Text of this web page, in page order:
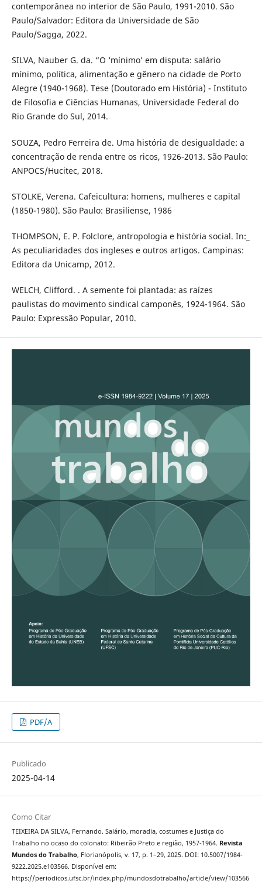
contemporânea no interior de São Paulo, 1991-2010. São
Paulo/Salvador: Editora da Universidade de São
Paulo/Sagga, 2022.
SILVA, Nauber G. da. “O ‘mínimo’ em disputa: salário
mínimo, política, alimentação e gênero na cidade de Porto
Alegre (1940-1968). Tese (Doutorado em História) - Instituto
de Filosofia e Ciências Humanas, Universidade Federal do
Rio Grande do Sul, 2014.
SOUZA, Pedro Ferreira de. Uma história de desigualdade: a
concentração de renda entre os ricos, 1926-2013. São Paulo:
ANPOCS/Hucitec, 2018.
STOLKE, Verena. Cafeicultura: homens, mulheres e capital
(1850-1980). São Paulo: Brasiliense, 1986
THOMPSON, E. P. Folclore, antropologia e história social. In:_
As peculiaridades dos ingleses e outros artigos. Campinas:
Editora da Unicamp, 2012.
WELCH, Clifford. . A semente foi plantada: as raízes
paulistas do movimento sindical camponês, 1924-1964. São
Paulo: Expressão Popular, 2010.
PDF/A
Publicado
2025-04-14
Como Citar
TEIXEIRA DA SILVA, Fernando. Salário, moradia, costumes e Justiça do
Trabalho no ocaso do colonato: Ribeirão Preto e região, 1957-1964. Revista
Mundos do Trabalho, Florianópolis, v. 17, p. 1–29, 2025. DOI: 10.5007/1984-
9222.2025.e103566. Disponível em:
https://periodicos.ufsc.br/index.php/mundosdotrabalho/article/view/103566